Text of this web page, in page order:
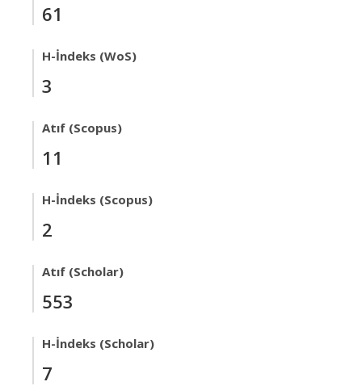
61
H-İndeks (WoS)
3
Atıf (Scopus)
11
H-İndeks (Scopus)
2
Atıf (Scholar)
553
H-İndeks (Scholar)
7